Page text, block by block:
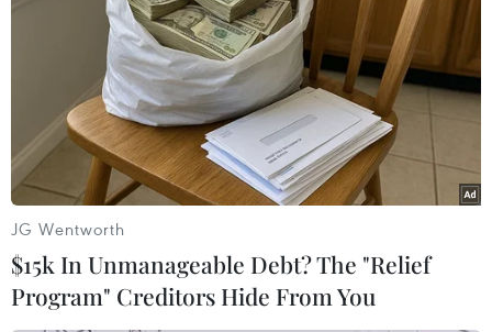
#tin tức thời sự
#tin tức hot
#VietnamPlus
Hàn Quốc
Mỹ
Theo dõi VietnamPlus
JG Wentworth
$15k In Unmanageable Debt? The "Relief
Program" Creditors Hide From You